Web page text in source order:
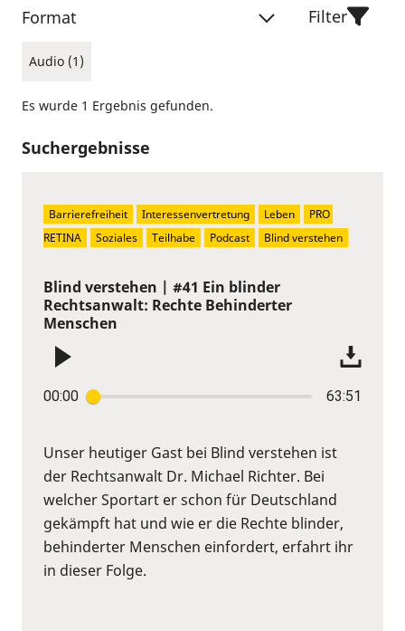
Format
Audio (1)
Filter
Es wurde 1 Ergebnis gefunden.
Suchergebnisse
Blind verstehen | #41 Ein blinder
Rechtsanwalt: Rechte Behinderter
Menschen
00:00 63:51
Unser heutiger Gast bei Blind verstehen ist
der Rechtsanwalt Dr. Michael Richter. Bei
welcher Sportart er schon für Deutschland
gekämpft hat und wie er die Rechte blinder,
behinderter Menschen einfordert, erfahrt ihr
in dieser Folge.
Barrierefreiheit Interessenvertretung Leben
PRO
RETINA
Soziales Teilhabe Podcast Blind verstehen